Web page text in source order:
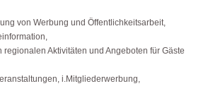
von Werbung und Öffentlichkeitsarbeit,
regionalen Aktivitäten und Angeboten für Gäste
i.Mitgliederwerbung,